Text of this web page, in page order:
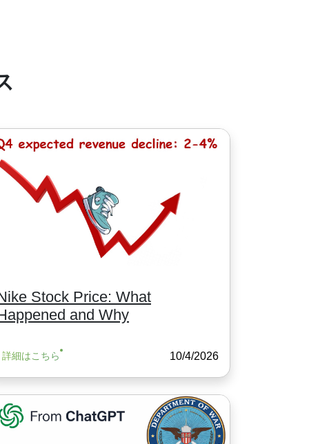
となります。カナダ株は1.5カナダドルで
Stock Price: What
and Why
詳細はこちら 10/4/2026